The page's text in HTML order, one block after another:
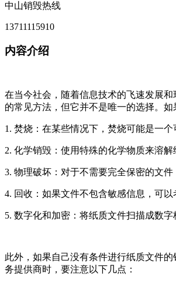
中山销毁热线
13711115910
内容介绍
在当今社会，随着信息技术的飞速发展
的常见方法，但它并不是唯一的选择。
1. 焚烧：在某些情况下，焚烧可能是一
2. 化学销毁：使用特殊的化学物质来溶
3. 物理破坏：对于不需要完全保密的文
4. 回收：如果文件不包含敏感信息，可
5. 数字化和加密：将纸质文件扫描成数
此外，如果自己没有条件进行纸质文件
务提供商时，要注意以下几点：